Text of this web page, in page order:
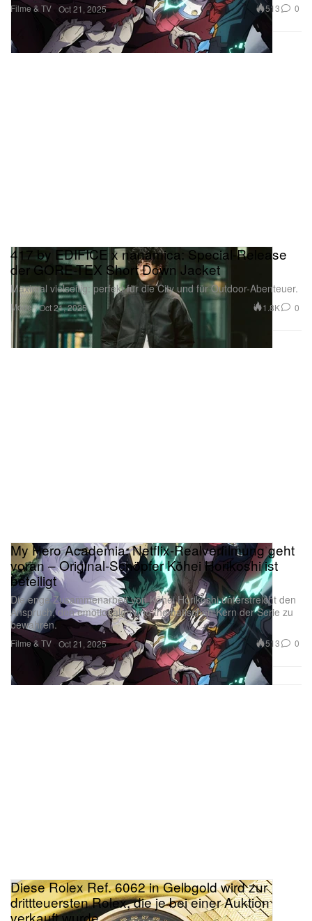
Filme & TV Oct 21, 2025 513 0
Mode
417 by EDIFICE x nanamica: Special-Release
der GORE-TEX Short Down Jacket
Maximal vielseitig: perfekt für die City und für Outdoor-Abenteuer.
Oct 21, 2025 1.8K 0
Filme & TV
My Hero Academia: Netflix-Realverfilmung geht
voran – Original-Schöpfer Kōhei Horikoshi ist
beteiligt
Die enge Zusammenarbeit von Kōhei Horikoshi unterstreicht den
Anspruch, den emotionalen und thematischen Kern der Serie zu
bewahren.
Oct 21, 2025 513 0
Diese Rolex Ref. 6062 in Gelbgold wird zur
drittteuersten Rolex, die je bei einer Auktion
verkauft wurde